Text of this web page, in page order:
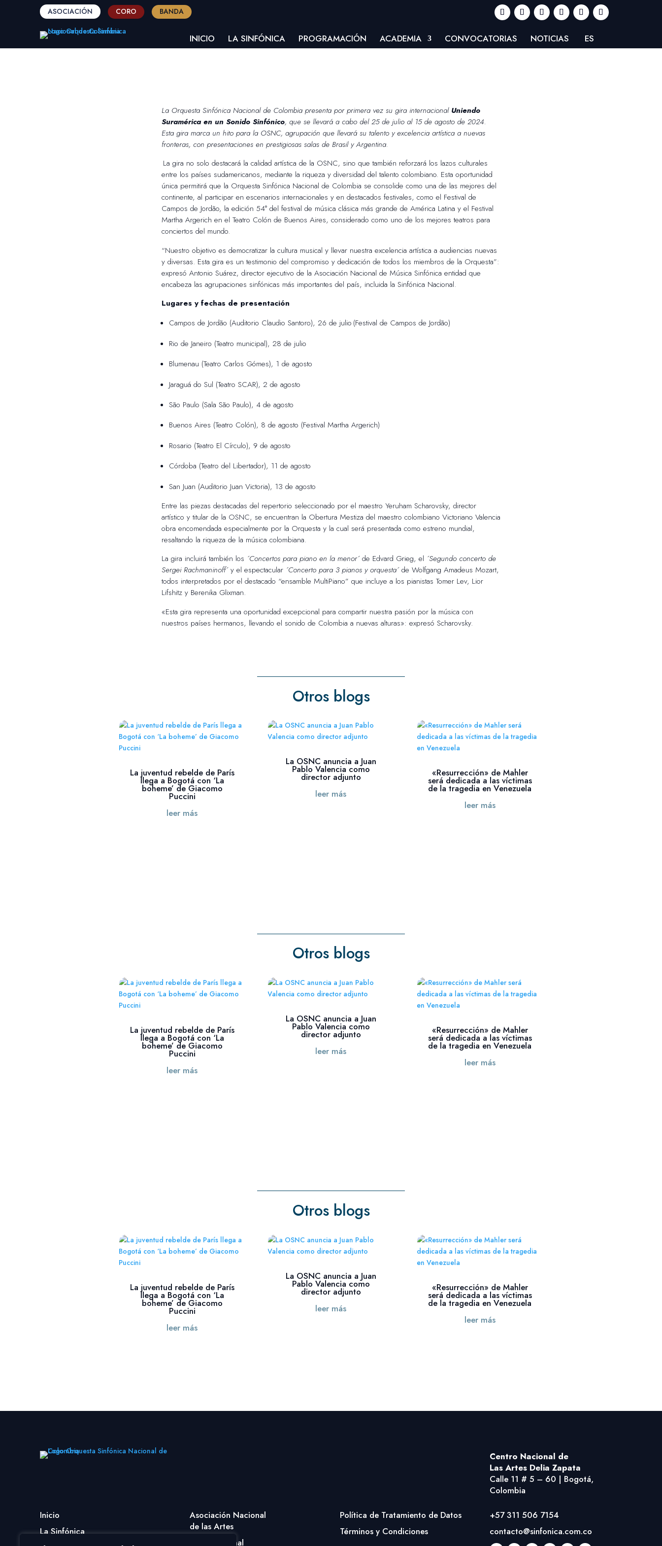
ASOCIACIÓN CORO BANDA
INICIO LA SINFÓNICA PROGRAMACIÓN ACADEMIA CONVOCATORIAS NOTICIAS ES
La Orquesta Sinfónica Nacional de Colombia presenta por primera vez su gira internacional Uniendo
Suramérica en un Sonido Sinfónico, que se llevará a cabo del 25 de julio al 15 de agosto de 2024.
Esta gira marca un hito para la OSNC, agrupación que llevará su talento y excelencia artística a nuevas
fronteras, con presentaciones en prestigiosas salas de Brasil y Argentina.
La gira no solo destacará la calidad artística de la OSNC, sino que también reforzará los lazos culturales
entre los países sudamericanos, mediante la riqueza y diversidad del talento colombiano. Esta oportunidad
única permitirá que la Orquesta Sinfónica Nacional de Colombia se consolide como una de las mejores del
continente, al participar en escenarios internacionales y en destacados festivales, como el Festival de
Campos de Jordão, la edición 54° del festival de música clásica más grande de América Latina y el Festival
Martha Argerich en el Teatro Colón de Buenos Aires, considerado como uno de los mejores teatros para
conciertos del mundo.
“Nuestro objetivo es democratizar la cultura musical y llevar nuestra excelencia artística a audiencias nuevas
y diversas. Esta gira es un testimonio del compromiso y dedicación de todos los miembros de la Orquesta”:
expresó Antonio Suárez, director ejecutivo de la Asociación Nacional de Música Sinfónica entidad que
encabeza las agrupaciones sinfónicas más importantes del país, incluida la Sinfónica Nacional.
Lugares y fechas de presentación
Campos de Jordão (Auditorio Claudio Santoro), 26 de julio (Festival de Campos de Jordão)
Rio de Janeiro (Teatro municipal), 28 de julio
Blumenau (Teatro Carlos Gómes), 1 de agosto
Jaraguá do Sul (Teatro SCAR), 2 de agosto
São Paulo (Sala São Paulo), 4 de agosto
Buenos Aires (Teatro Colón), 8 de agosto (Festival Martha Argerich)
Rosario (Teatro El Círculo), 9 de agosto
Córdoba (Teatro del Libertador), 11 de agosto
San Juan (Auditorio Juan Victoria), 13 de agosto
Entre las piezas destacadas del repertorio seleccionado por el maestro Yeruham Scharovsky, director
artístico y titular de la OSNC, se encuentran la Obertura Mestiza del maestro colombiano Victoriano Valencia
obra encomendada especialmente por la Orquesta y la cual será presentada como estreno mundial,
resaltando la riqueza de la música colombiana.
La gira incluirá también los ´Concertos para piano en la menor´de Edvard Grieg, el ´Segundo concerto de
Sergei Rachmaninoff´y el espectacular ´Concerto para 3 pianos y orquesta´de Wolfgang Amadeus Mozart,
todos interpretados por el destacado “ensamble MultiPiano” que incluye a los pianistas Tomer Lev, Lior
Lifshitz y Berenika Glixman.
«Esta gira representa una oportunidad excepcional para compartir nuestra pasión por la música con
nuestros países hermanos, llevando el sonido de Colombia a nuevas alturas»: expresó Scharovsky.
Otros blogs
La juventud rebelde de París
llega a Bogotá con ‘La
boheme’ de Giacomo
Puccini
leer más
La OSNC anuncia a Juan
Pablo Valencia como
director adjunto
leer más
«Resurrección» de Mahler
será dedicada a las víctimas
de la tragedia en Venezuela
leer más
Otros blogs
La juventud rebelde de París
llega a Bogotá con ‘La
boheme’ de Giacomo
Puccini
leer más
La OSNC anuncia a Juan
Pablo Valencia como
director adjunto
leer más
«Resurrección» de Mahler
será dedicada a las víctimas
de la tragedia en Venezuela
leer más
Otros blogs
La juventud rebelde de París
llega a Bogotá con ‘La
boheme’ de Giacomo
Puccini
leer más
La OSNC anuncia a Juan
Pablo Valencia como
director adjunto
leer más
«Resurrección» de Mahler
será dedicada a las víctimas
de la tragedia en Venezuela
leer más
Centro Nacional de
Las Artes Delia Zapata
Calle 11 # 5 – 60 | Bogotá,
Colombia
Inicio
La Sinfónica
Asociación Nacional
de las Artes
Coro Nacional
Política de Tratamiento de Datos
Términos y Condiciones
+57 311 506 7154
contacto@sinfonica.com.co